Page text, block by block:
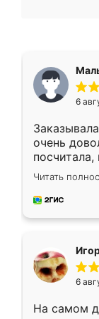
6
очень
Замерщик
делу со
за день,
Читать
6
На самом